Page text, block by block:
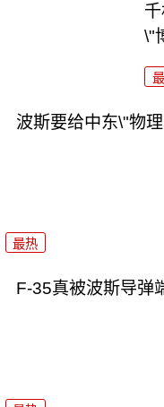
\"
波斯要给中东\"物
最热
F-35真被波斯导弹